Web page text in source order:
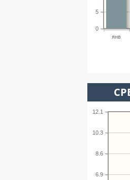
янв
0
5
6.9
8.6
10.3
12.1